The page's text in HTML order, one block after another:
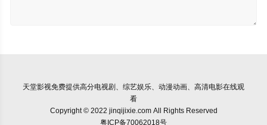
天堂影视免费提供高分电视剧、综艺娱乐、动漫动画、高清电影在线观
看
Copyright © 2022 jinqijixie.com All Rights Reserved
粤ICP备70062018号